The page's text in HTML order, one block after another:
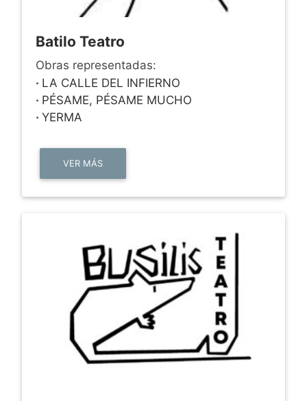
Batilo Teatro
Obras representadas:
· LA CALLE DEL INFIERNO
· PÉSAME, PÉSAME MUCHO
· YERMA
VER MÁS